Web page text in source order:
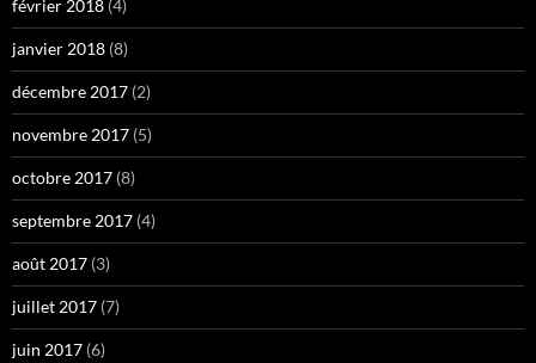
février 2018 (4)
janvier 2018 (8)
décembre 2017 (2)
novembre 2017 (5)
octobre 2017 (8)
septembre 2017 (4)
août 2017 (3)
juillet 2017 (7)
juin 2017 (6)